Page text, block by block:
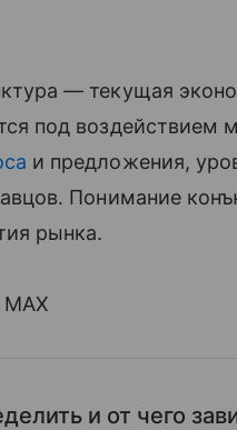
— текущая
под воздействием
и предложения,
Понимание
рынка.
и от чего